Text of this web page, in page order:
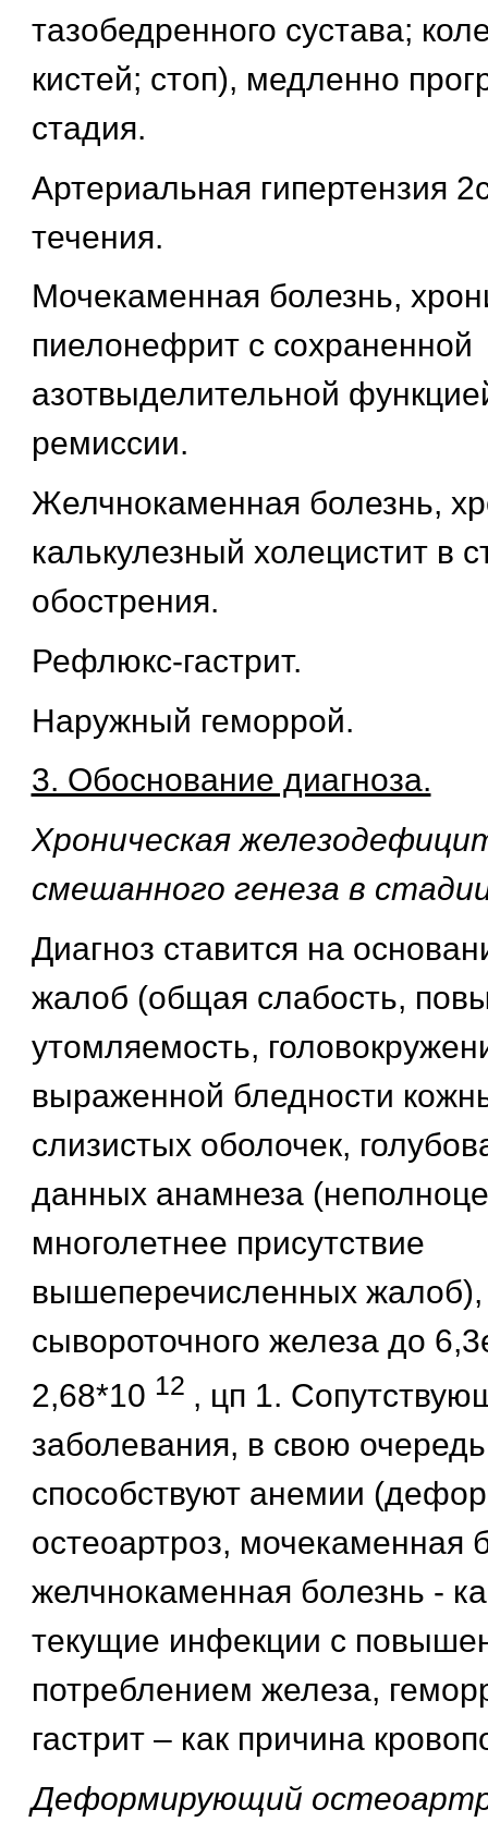
тазобедренного сустава;
кистей; стоп), медленно
стадия.
Артериальная гипертензия
течения.
Мочекаменная болезнь,
пиелонефрит с сохраненной
азотвыделительной
ремиссии.
Желчнокаменная болезнь,
калькулезный холецистит в
обострения.
Рефлюкс-гастрит.
Наружный геморрой.
3. Обоснование диагноза.
Хроническая
смешанного генеза в
Диагноз ставится на
жалоб (общая слабость,
утомляемость,
выраженной бледности
слизистых оболочек,
данных анамнеза
многолетнее присутствие
вышеперечисленных
сывороточного железа до
2,68*10 12 , цп 1.
заболевания, в свою
способствуют анемии
остеоартроз, мочекаменная
желчнокаменная болезнь -
текущие инфекции с
потреблением железа,
гастрит – как причина
Деформирующий